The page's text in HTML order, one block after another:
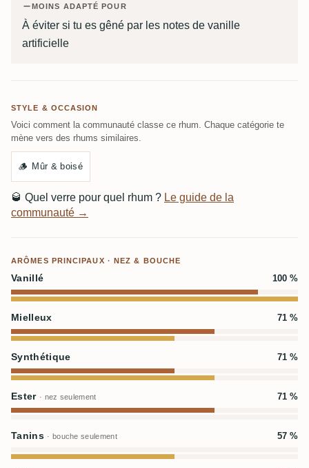
MOINS ADAPTÉ POUR
À éviter si tu es gêné par les notes de vanille
artificielle
STYLE & OCCASION
Voici comment la communauté classe ce rhum. Chaque catégorie te
mène vers des rhums similaires.
🪵 Mûr & boisé
🥃 Quel verre pour quel rhum ? Le guide de la
communauté →
ARÔMES PRINCIPAUX · NEZ & BOUCHE
Vanillé 100 %
Mielleux 71 %
Synthétique 71 %
Ester · nez seulement 71 %
Tanins · bouche seulement 57 %